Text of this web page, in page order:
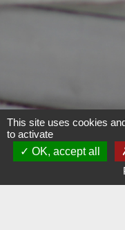
This site uses cookies
to activate
OK, accept all